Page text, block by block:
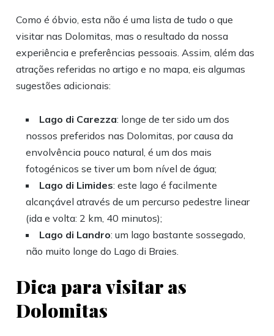
Como é óbvio, esta não é uma lista de tudo o que
visitar nas Dolomitas, mas o resultado da nossa
experiência e preferências pessoais. Assim, além das
atrações referidas no artigo e no mapa, eis algumas
sugestões adicionais:
Lago di Carezza: longe de ter sido um dos
nossos preferidos nas Dolomitas, por causa da
envolvência pouco natural, é um dos mais
fotogénicos se tiver um bom nível de água;
Lago di Limides: este lago é facilmente
alcançável através de um percurso pedestre linear
(ida e volta: 2 km, 40 minutos);
Lago di Landro: um lago bastante sossegado,
não muito longe do Lago di Braies.
Dica para visitar as
Dolomitas